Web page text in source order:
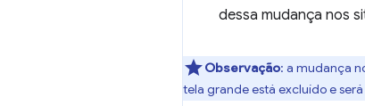
dessa mudança nos
Observação: a mudança
tela grande está excluído e